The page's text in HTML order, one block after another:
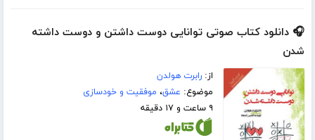
🎧 دانلود کتاب صوتی توانایی دوست داشتن و دوست داشته
شدن
از:رابرت هولدن
موضوع: عشق، موفقیت و خودسازی
۹ ساعت و ۱۷ دقیقه